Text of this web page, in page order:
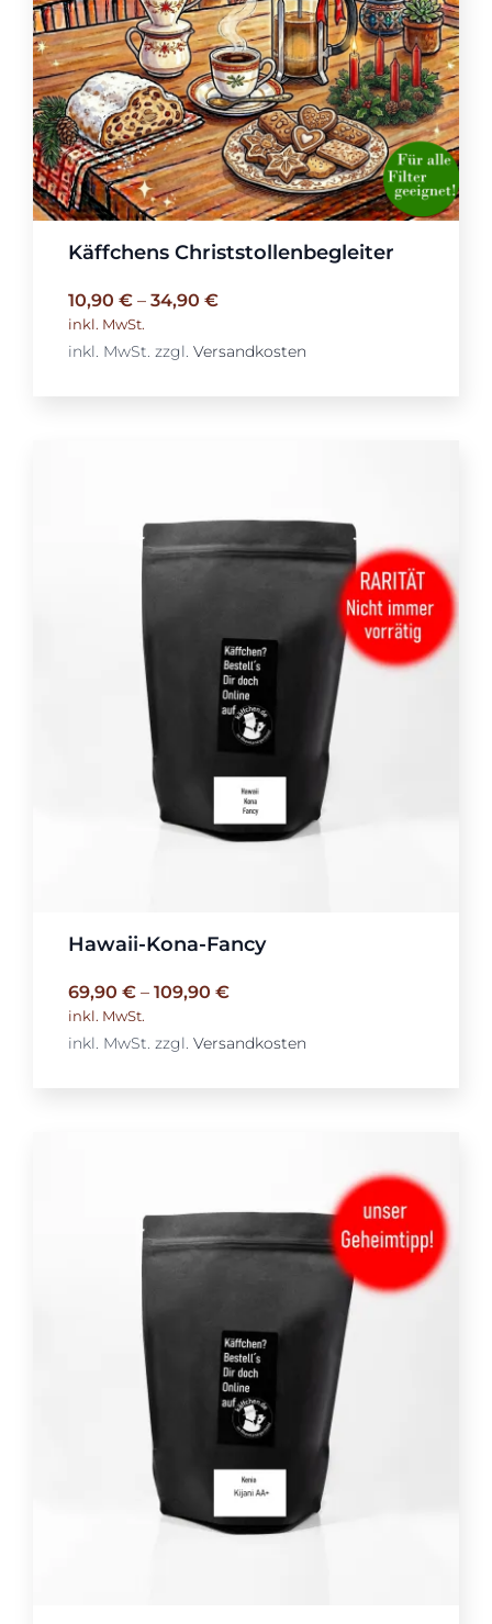
Käffchens Christstollenbegleiter
10,90 €– 34,90 €
inkl. MwSt.
inkl. MwSt. zzgl. Versandkosten
Hawaii-Kona-Fancy
69,90 €– 109,90 €
inkl. MwSt.
inkl. MwSt. zzgl. Versandkosten